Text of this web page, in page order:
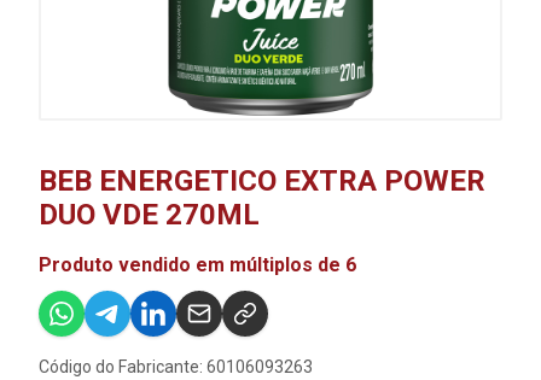
BEB ENERGETICO EXTRA POWER
DUO VDE 270ML
Produto vendido em múltiplos de 6
Código do Fabricante: 60106093263